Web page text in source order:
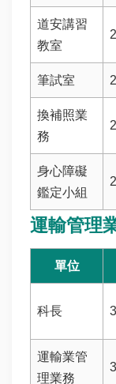
問
隱
政
訊
安
全
策
作
道安講習
教室
筆試室
換補照業
務
身心障礙
鑑定小組
運輸管理
單位
科長
運輸業管
理業務